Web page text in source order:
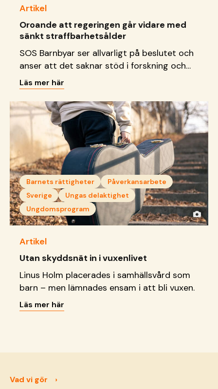
Artikel
Oroande att regeringen går vidare med
sänkt straffbarhetsålder
SOS Barnbyar ser allvarligt på beslutet och
anser att det saknar stöd i forskning och
riskerar att få allvarliga konsekvenser för
barn.
Läs mer här
Barnets rättigheter
Påverkansarbete
Sverige
Ungas delaktighet
Ungdomsprogram
Artikel
Utan skyddsnät in i vuxenlivet
Linus Holm placerades i samhällsvård som
barn – men lämnades ensam i att bli vuxen.
Läs mer här
Vad vi gör